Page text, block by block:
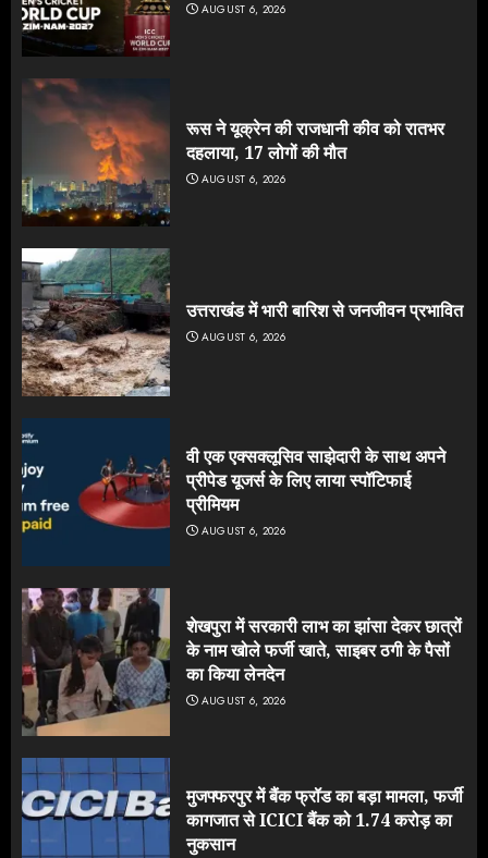
AUGUST 6, 2026
रूस ने यूक्रेन की राजधानी कीव को रातभर
दहलाया, 17 लोगों की मौत
AUGUST 6, 2026
उत्तराखंड में भारी बारिश से जनजीवन प्रभावित
AUGUST 6, 2026
वी एक एक्सक्लूसिव साझेदारी के साथ अपने
प्रीपेड यूजर्स के लिए लाया स्पॉटिफाई
प्रीमियम
AUGUST 6, 2026
शेखपुरा में सरकारी लाभ का झांसा देकर छात्रों
के नाम खोले फर्जी खाते, साइबर ठगी के पैसों
का किया लेनदेन
AUGUST 6, 2026
मुजफ्फरपुर में बैंक फ्रॉड का बड़ा मामला, फर्जी
कागजात से ICICI बैंक को 1.74 करोड़ का
नुकसान